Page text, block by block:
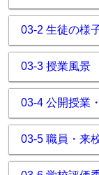
03-2 生徒の様
03-3 授業風景
03-4 公開授業
03-5 職員・来